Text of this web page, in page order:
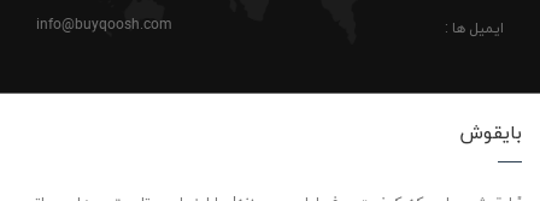
ایمیل ها : info@buyqoosh.com
بایقوش